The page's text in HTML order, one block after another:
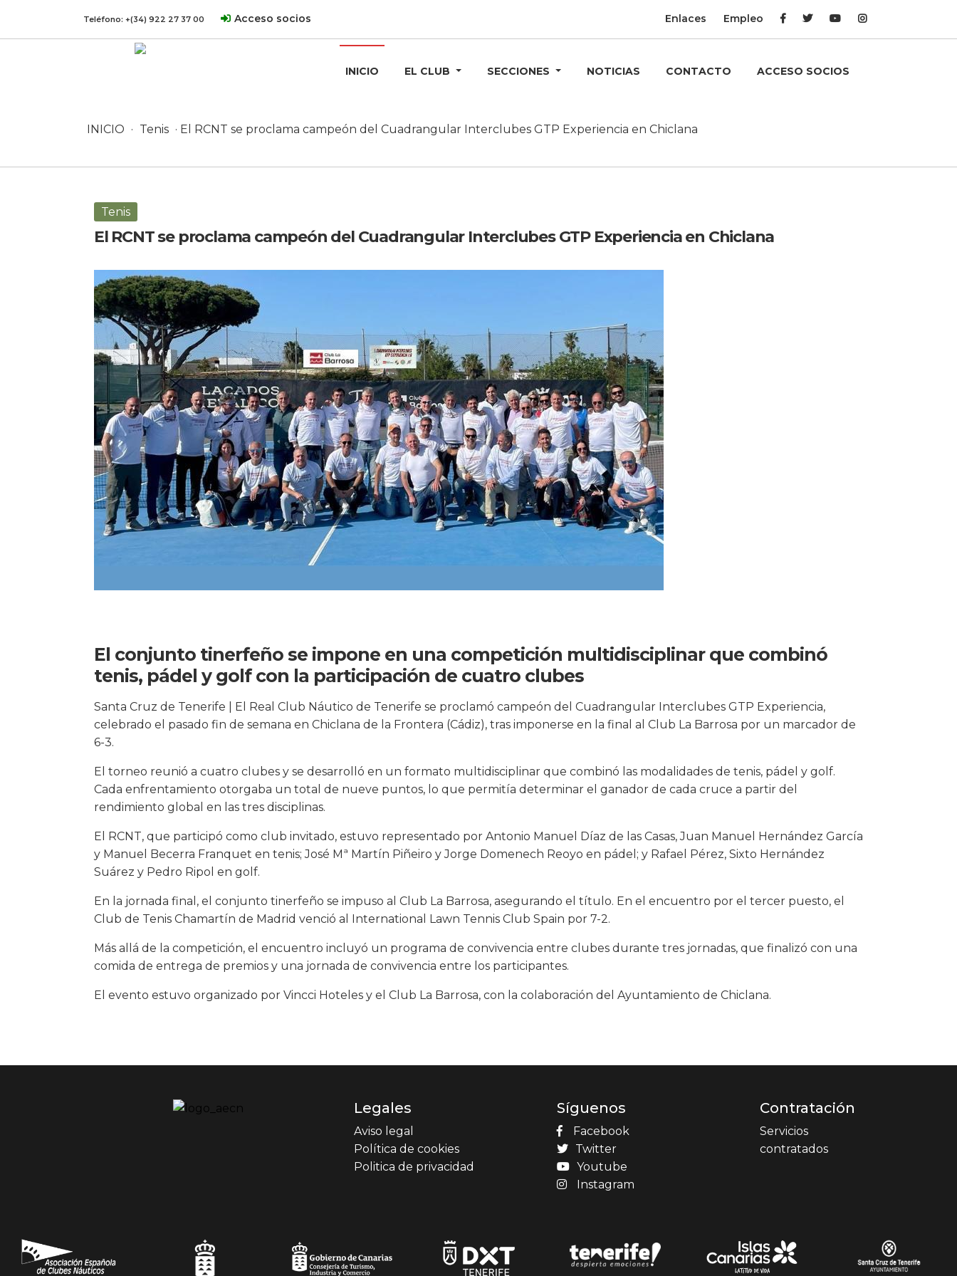
Teléfono: +(34) 922 27 37 00 Acceso socios Enlaces Empleo
INICIO EL CLUB SECCIONES NOTICIAS CONTACTO ACCESO SOCIOS
INICIO · Tenis · El RCNT se proclama campeón del Cuadrangular Interclubes GTP Experiencia en Chiclana
Tenis
El RCNT se proclama campeón del Cuadrangular Interclubes GTP Experiencia en Chiclana
El conjunto tinerfeño se impone en una competición multidisciplinar que combinó
tenis, pádel y golf con la participación de cuatro clubes
Santa Cruz de Tenerife | El Real Club Náutico de Tenerife se proclamó campeón del Cuadrangular Interclubes GTP Experiencia,
celebrado el pasado fin de semana en Chiclana de la Frontera (Cádiz), tras imponerse en la final al Club La Barrosa por un marcador de
6-3.
El torneo reunió a cuatro clubes y se desarrolló en un formato multidisciplinar que combinó las modalidades de tenis, pádel y golf.
Cada enfrentamiento otorgaba un total de nueve puntos, lo que permitía determinar el ganador de cada cruce a partir del
rendimiento global en las tres disciplinas.
El RCNT, que participó como club invitado, estuvo representado por Antonio Manuel Díaz de las Casas, Juan Manuel Hernández García
y Manuel Becerra Franquet en tenis; José Mª Martín Piñeiro y Jorge Domenech Reoyo en pádel; y Rafael Pérez, Sixto Hernández
Suárez y Pedro Ripol en golf.
En la jornada final, el conjunto tinerfeño se impuso al Club La Barrosa, asegurando el título. En el encuentro por el tercer puesto, el
Club de Tenis Chamartín de Madrid venció al International Lawn Tennis Club Spain por 7-2.
Más allá de la competición, el encuentro incluyó un programa de convivencia entre clubes durante tres jornadas, que finalizó con una
comida de entrega de premios y una jornada de convivencia entre los participantes.
El evento estuvo organizado por Vincci Hoteles y el Club La Barrosa, con la colaboración del Ayuntamiento de Chiclana.
Legales
Aviso legal
Política de cookies
Politica de privacidad
Síguenos
Facebook
Twitter
Youtube
Instagram
Contratación
Servicios
contratados